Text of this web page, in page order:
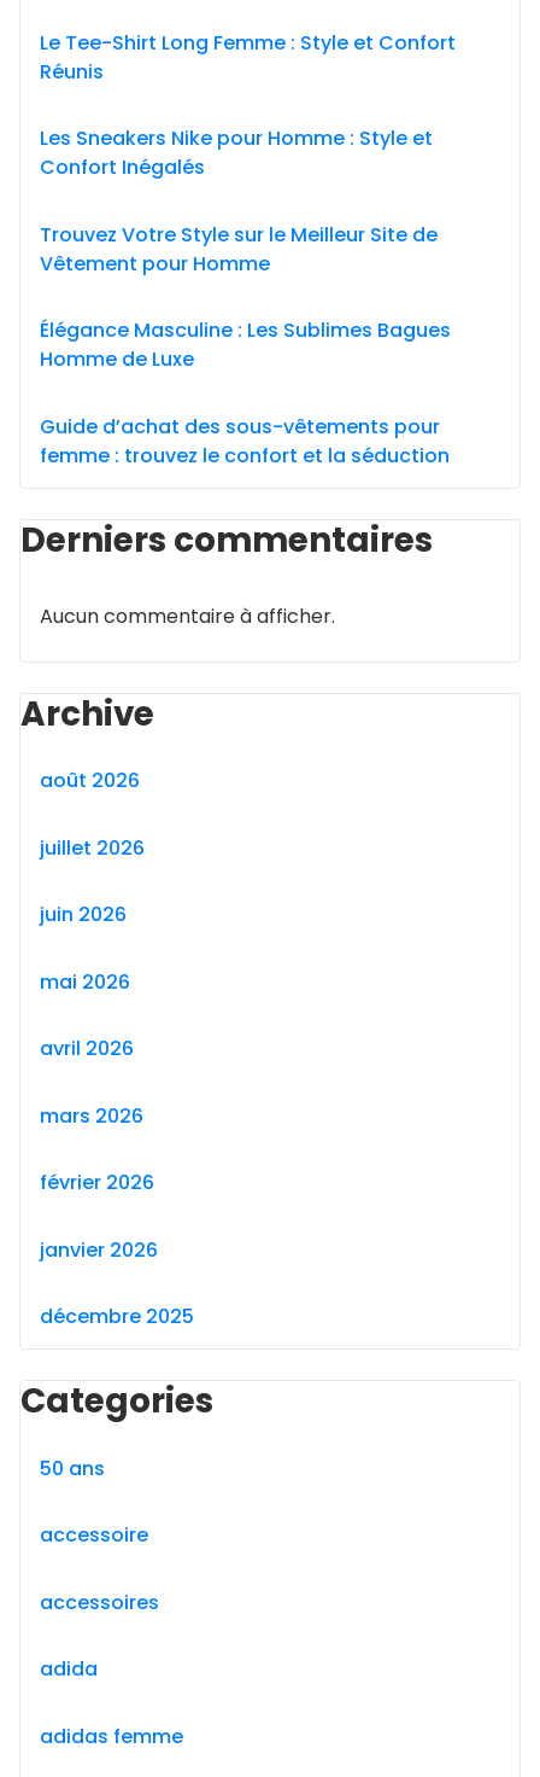
Le Tee-Shirt Long Femme : Style et Confort
Réunis
Les Sneakers Nike pour Homme : Style et
Confort Inégalés
Trouvez Votre Style sur le Meilleur Site de
Vêtement pour Homme
Élégance Masculine : Les Sublimes Bagues
Homme de Luxe
Guide d’achat des sous-vêtements pour
femme : trouvez le confort et la séduction
Derniers commentaires
Aucun commentaire à afficher.
Archive
août 2026
juillet 2026
juin 2026
mai 2026
avril 2026
mars 2026
février 2026
janvier 2026
décembre 2025
Categories
50 ans
accessoire
accessoires
adida
adidas femme